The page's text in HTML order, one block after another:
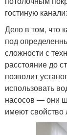
гостиную
Дело в том, что
под
сложности с
расстояние до
позволит
использовать
насосов — они
имеют свойство